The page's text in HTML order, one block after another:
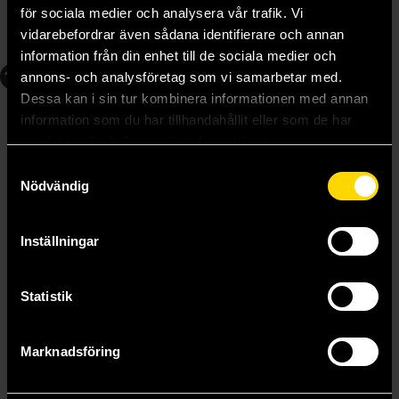
för sociala medier och analysera vår trafik. Vi
vidarebefordrar även sådana identifierare och annan
information från din enhet till de sociala medier och
annons- och analysföretag som vi samarbetar med.
Dessa kan i sin tur kombinera informationen med annan
information som du har tillhandahållit eller som de har
samlat in när du har använt deras tjänster.
Nödvändig
Inställningar
Statistik
Marknadsföring
Beställ Beställ
11
179 kr
12
Crossplay Love: Otaku x Punk Vol. 12
179 kr